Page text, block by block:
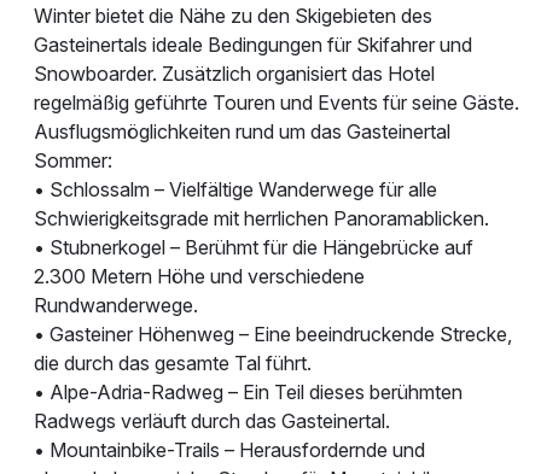
Winter bietet die Nähe zu den Skigebieten des
Gasteinertals ideale Bedingungen für Skifahrer und
Snowboarder. Zusätzlich organisiert das Hotel
regelmäßig geführte Touren und Events für seine Gäste.
Ausflugsmöglichkeiten rund um das Gasteinertal
Sommer:
• Schlossalm – Vielfältige Wanderwege für alle
Schwierigkeitsgrade mit herrlichen Panoramablicken.
• Stubnerkogel – Berühmt für die Hängebrücke auf
2.300 Metern Höhe und verschiedene
Rundwanderwege.
• Gasteiner Höhenweg – Eine beeindruckende Strecke,
die durch das gesamte Tal führt.
• Alpe-Adria-Radweg – Ein Teil dieses berühmten
Radwegs verläuft durch das Gasteinertal.
• Mountainbike-Trails – Herausfordernde und